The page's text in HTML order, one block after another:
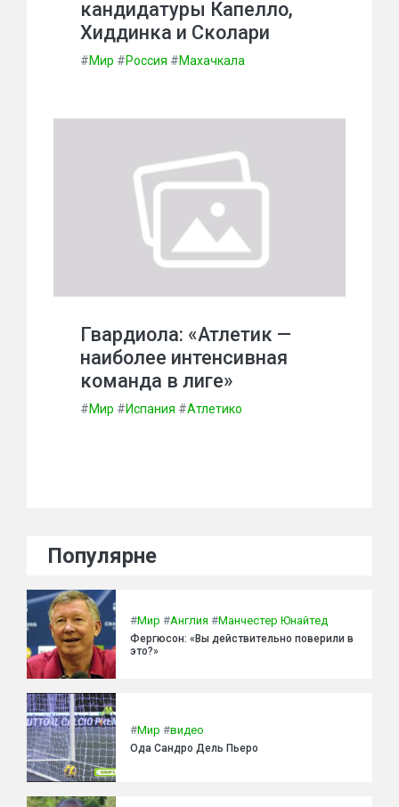
кандидатуры Капелло,
Хиддинка и Сколари
#Мир #Россия #Махачкала
Гвардиола: «Атлетик —
наиболее интенсивная
команда в лиге»
#Мир #Испания #Атлетико
Популярне
#Мир #Англия #Манчестер Юнайтед
Фергюсон: «Вы действительно поверили в
это?»
#Мир #видео
Ода Сандро Дель Пьеро